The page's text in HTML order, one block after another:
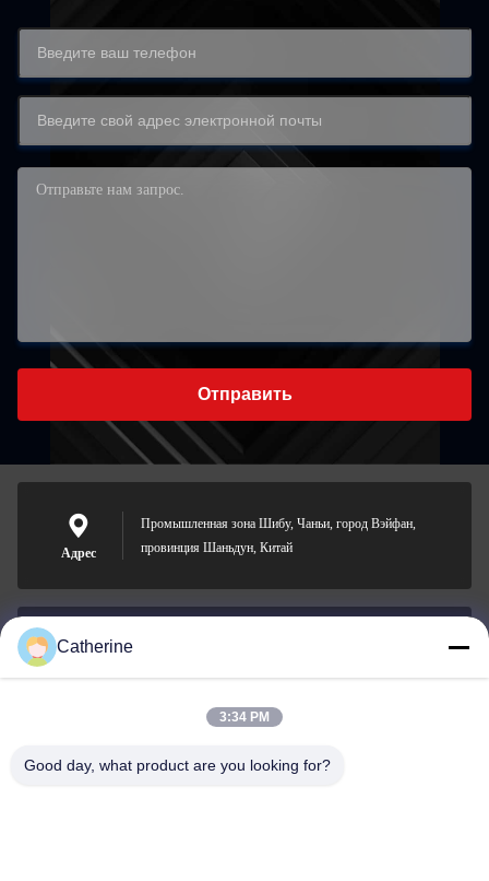
Отправить
Адрес
Промышленная зона Шибу, Чаньи, город Вэйфан,
провинция Шаньдун, Китай
Электронная
Catherine
3:34 PM
Good day, what product are you looking for?